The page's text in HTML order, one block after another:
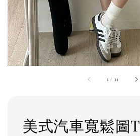
1 / 11
美式汽車寬鬆圖T